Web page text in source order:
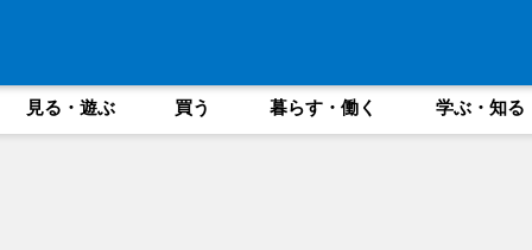
見る・遊ぶ 買う 暮らす・働く 学ぶ・知る